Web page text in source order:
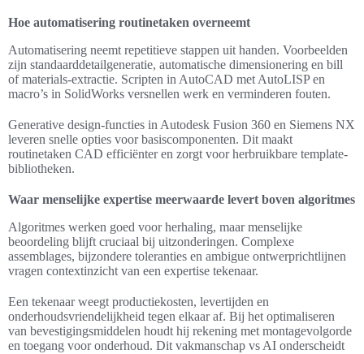
Hoe automatisering routinetaken overneemt
Automatisering neemt repetitieve stappen uit handen. Voorbeelden
zijn standaarddetailgeneratie, automatische dimensionering en bill
of materials-extractie. Scripten in AutoCAD met AutoLISP en
macro’s in SolidWorks versnellen werk en verminderen fouten.
Generative design-functies in Autodesk Fusion 360 en Siemens NX
leveren snelle opties voor basiscomponenten. Dit maakt
routinetaken CAD efficiënter en zorgt voor herbruikbare template-
bibliotheken.
Waar menselijke expertise meerwaarde levert boven algoritmes
Algoritmes werken goed voor herhaling, maar menselijke
beoordeling blijft cruciaal bij uitzonderingen. Complexe
assemblages, bijzondere toleranties en ambigue ontwerprichtlijnen
vragen contextinzicht van een expertise tekenaar.
Een tekenaar weegt productiekosten, levertijden en
onderhoudsvriendelijkheid tegen elkaar af. Bij het optimaliseren
van bevestigingsmiddelen houdt hij rekening met montagevolgorde
en toegang voor onderhoud. Dit vakmanschap vs AI onderscheidt